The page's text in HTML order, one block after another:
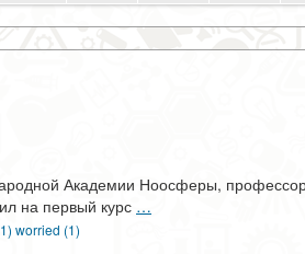
Академии Ноосферы,
на первый курс …
worried (1)